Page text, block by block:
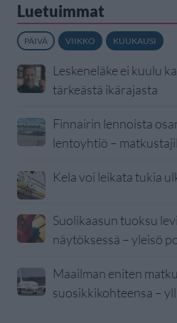
Luetuimmat
PÄIVÄ VIIKKO KUUKAUSI
Leskeneläke ei kuulu
tärkeästä ikärajasta
Finnairin lennoista
lentoyhtiö –
Kela voi leikata tukia
Suolikaasun tuoksu
näytöksessä – yleisö
Maailman eniten
suosikkikohteensa –